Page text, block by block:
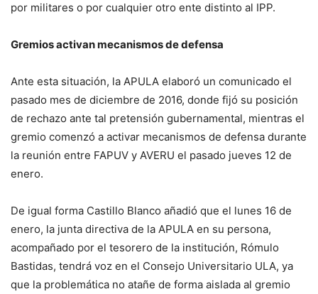
por militares o por cualquier otro ente distinto al IPP.
Gremios activan mecanismos de defensa
Ante esta situación, la APULA elaboró un comunicado el
pasado mes de diciembre de 2016, donde fijó su posición
de rechazo ante tal pretensión gubernamental, mientras el
gremio comenzó a activar mecanismos de defensa durante
la reunión entre FAPUV y AVERU el pasado jueves 12 de
enero.
De igual forma Castillo Blanco añadió que el lunes 16 de
enero, la junta directiva de la APULA en su persona,
acompañado por el tesorero de la institución, Rómulo
Bastidas, tendrá voz en el Consejo Universitario ULA, ya
que la problemática no atañe de forma aislada al gremio